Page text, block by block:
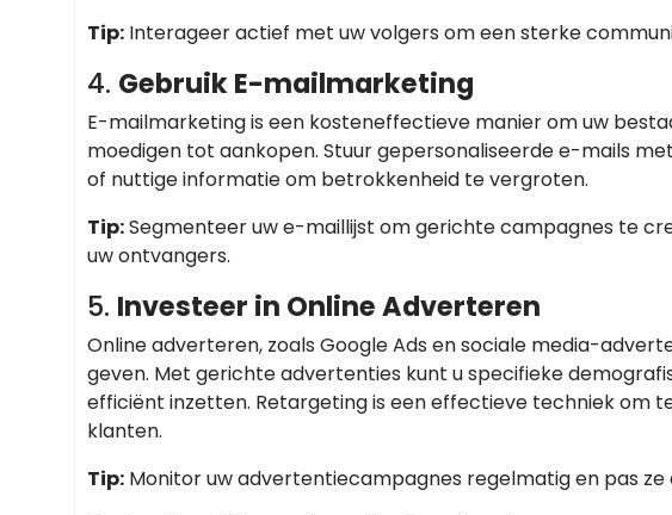
Tip: Interageer actief met uw volgers om een sterke
4. Gebruik E-mailmarketing
E-mailmarketing is een kosteneffectieve manier om uw
moedigen tot aankopen. Stuur gepersonaliseerde e-mails
of nuttige informatie om betrokkenheid te vergroten.
Tip:Segmenteer uw e-maillijst om gerichte campagnes te
uw ontvangers.
5. Investeer in Online Adverteren
Online adverteren, zoals Google Ads en sociale media-
geven. Met gerichte advertenties kunt u specifieke
efficiënt inzetten. Retargeting is een effectieve techniek om
klanten.
Tip: Monitor uw advertentiecampagnes regelmatig en pas